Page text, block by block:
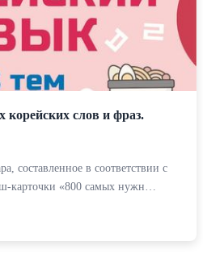
слов и фраз.
составленное в соответствии с
карточки «800 самых нужн…